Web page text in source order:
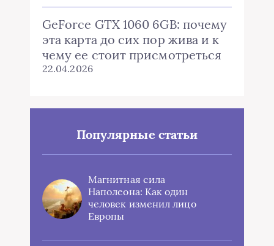
GeForce GTX 1060 6GB: почему
эта карта до сих пор жива и к
чему ее стоит присмотреться
22.04.2026
Популярные статьи
Магнитная сила
Наполеона: Как один
человек изменил лицо
Европы